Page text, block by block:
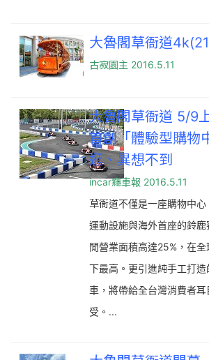
大魯閣草衙道
古寂園主 2016.5.11
大魯閣草衙道 5/9
首創「體驗型購物
逛、異想不到
incar癮車報 2016.5.11
草衙道不僅是一座購物中
運動設施與海外首座的鈴
閒營業面積高達25%，在
下最高。更引進純手工打
車，將帶給全台灣消費者
受。...